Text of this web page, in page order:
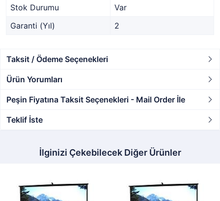
Stok Durumu
Var
Garanti (Yıl)
2
Taksit / Ödeme Seçenekleri
Ürün Yorumları
Peşin Fiyatına Taksit Seçenekleri - Mail Order İle
Teklif İste
İlginizi Çekebilecek Diğer Ürünler